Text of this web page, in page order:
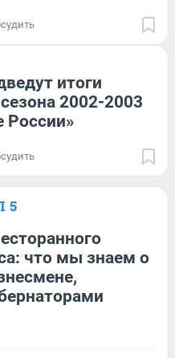
итоги
2002-2003
России»
5
что мы знаем о